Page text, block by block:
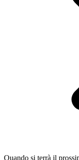
Quando si terrà il